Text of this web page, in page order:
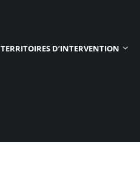
TERRITOIRES D’INTERVENTION